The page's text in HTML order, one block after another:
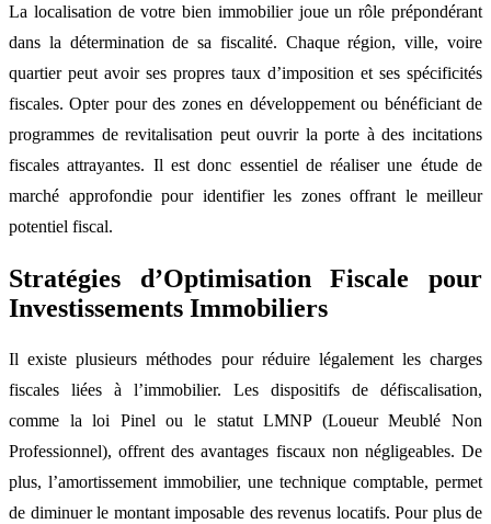
La localisation de votre bien immobilier joue un rôle prépondérant
dans la détermination de sa fiscalité. Chaque région, ville, voire
quartier peut avoir ses propres taux d’imposition et ses spécificités
fiscales. Opter pour des zones en développement ou bénéficiant de
programmes de revitalisation peut ouvrir la porte à des incitations
fiscales attrayantes. Il est donc essentiel de réaliser une étude de
marché approfondie pour identifier les zones offrant le meilleur
potentiel fiscal.
Stratégies d’Optimisation Fiscale pour
Investissements Immobiliers
Il existe plusieurs méthodes pour réduire légalement les charges
fiscales liées à l’immobilier. Les dispositifs de défiscalisation,
comme la loi Pinel ou le statut LMNP (Loueur Meublé Non
Professionnel), offrent des avantages fiscaux non négligeables. De
plus, l’amortissement immobilier, une technique comptable, permet
de diminuer le montant imposable des revenus locatifs. Pour plus de